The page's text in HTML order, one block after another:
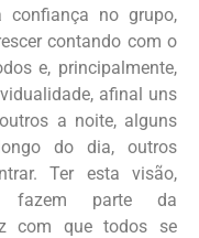
confiança no grupo,
contando com o
e, principalmente,
afinal uns
a noite, alguns
do dia, outros
Ter esta visão,
fazem parte da
com que todos se